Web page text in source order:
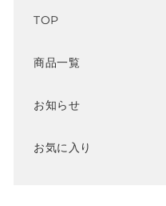
TOP
商品一覧
お知らせ
お気に入り